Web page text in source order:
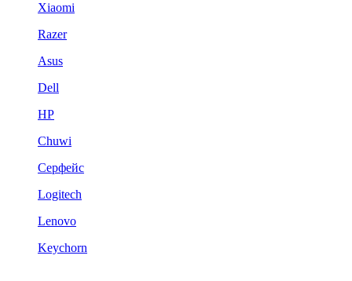
Xiaomi
Razer
Asus
Dell
HP
Chuwi
Серфейс
Logitech
Lenovo
Keychorn